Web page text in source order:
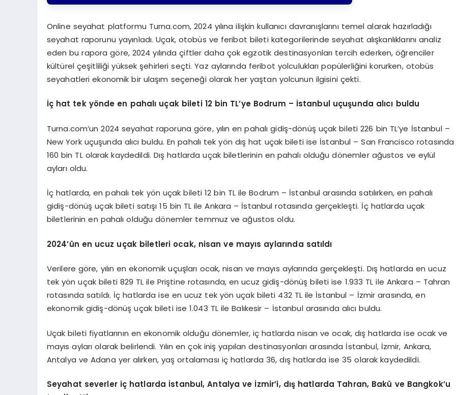
Online seyahat platformu Turna.com, 2024 yılına ilişkin kullanıcı davranışlarını temel alarak hazırladığı
seyahat raporunu yayınladı. Uçak, otobüs ve feribot bileti kategorilerinde seyahat alışkanlıklarını analiz
eden bu rapora göre, 2024 yılında çiftler daha çok egzotik destinasyonları tercih ederken, öğrenciler
kültürel çeşitliliği yüksek şehirleri seçti. Yaz aylarında feribot yolculukları popülerliğini korurken, otobüs
seyahatleri ekonomik bir ulaşım seçeneği olarak her yaştan yolcunun ilgisini çekti.
İç hat tek yönde en pahalı uçak bileti 12 bin TL’ye Bodrum – İstanbul uçuşunda alıcı buldu
Turna.com’un 2024 seyahat raporuna göre, yılın en pahalı gidiş-dönüş uçak bileti 226 bin TL’ye İstanbul –
New York uçuşunda alıcı buldu. En pahalı tek yön dış hat uçak bileti ise İstanbul – San Francisco rotasında
160 bin TL olarak kaydedildi. Dış hatlarda uçak biletlerinin en pahalı olduğu dönemler ağustos ve eylül
ayları oldu.
İç hatlarda, en pahalı tek yön uçak bileti 12 bin TL ile Bodrum – İstanbul arasında satılırken, en pahalı
gidiş-dönüş uçak bileti satışı 15 bin TL ile Ankara – İstanbul rotasında gerçekleşti. İç hatlarda uçak
biletlerinin en pahalı olduğu dönemler temmuz ve ağustos oldu.
2024’ün en ucuz uçak biletleri ocak, nisan ve mayıs aylarında satıldı
Verilere göre, yılın en ekonomik uçuşları ocak, nisan ve mayıs aylarında gerçekleşti. Dış hatlarda en ucuz
tek yön uçak bileti 829 TL ile Priştine rotasında, en ucuz gidiş-dönüş bileti ise 1.933 TL ile Ankara – Tahran
rotasında satıldı. İç hatlarda ise en ucuz tek yön uçak bileti 432 TL ile İstanbul – İzmir arasında, en
ekonomik gidiş-dönüş uçak bileti ise 1.043 TL ile Balıkesir – İstanbul arasında alıcı buldu.
Uçak bileti fiyatlarının en ekonomik olduğu dönemler, iç hatlarda nisan ve ocak, dış hatlarda ise ocak ve
mayıs ayları olarak belirlendi. Yılın en çok iniş yapılan destinasyonları arasında İstanbul, İzmir, Ankara,
Antalya ve Adana yer alırken, yaş ortalaması iç hatlarda 36, dış hatlarda ise 35 olarak kaydedildi.
Seyahat severler iç hatlarda İstanbul, Antalya ve İzmir’i, dış hatlarda Tahran, Bakü ve Bangkok’u